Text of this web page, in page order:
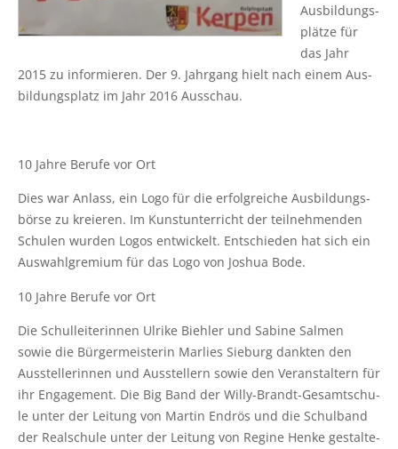
Aus­bil­dungs­
plät­ze für
das Jahr
2015 zu infor­mie­ren. Der 9. Jahr­gang hielt nach einem Aus­
bil­dungs­platz im Jahr 2016 Ausschau.
10 Jah­re Beru­fe vor Ort
Dies war Anlass, ein Logo für die erfolg­rei­che Aus­bil­dungs­
bör­se zu kre­ieren. Im Kunst­un­ter­richt der teil­neh­men­den
Schu­len wur­den Logos ent­wi­ckelt. Ent­schie­den hat sich ein
Aus­wahl­gre­mi­um für das Logo von Joshua Bode.
10 Jah­re Beru­fe vor Ort
Die Schul­lei­te­rin­nen Ulri­ke Bieh­ler und Sabi­ne Sal­men
sowie die Bür­ger­meis­te­rin Mar­lies Sieburg dank­ten den
Aus­stel­le­rin­nen und Aus­stel­lern sowie den Ver­an­stal­tern für
ihr Enga­ge­ment. Die Big Band der Wil­ly-Brandt-Gesamt­schu­
le unter der Lei­tung von Mar­tin End­rös und die Schul­band
der Real­schu­le unter der Lei­tung von Regi­ne Hen­ke gestal­te­